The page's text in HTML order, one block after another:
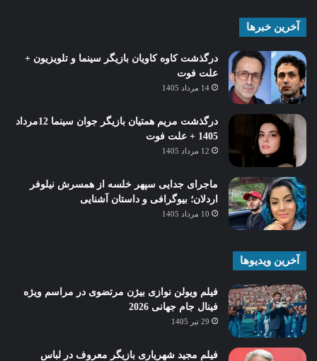
آخرین خبرها
درگذشت کاوه کاویان بازیگر سینما و تلویزیون +
علت فوت
14 مرداد 1405
درگذشت مریم همتیان بازیگر جوان سینما 12مرداد
1405 + علت فوت
12 مرداد 1405
ماجرای جدایی سپهر خلسه از همسرش نیلوفر
اردلان؛ بیوگرافی و داستان آشنایی
10 مرداد 1405
آخرین ویدیوها
فیلم ویولن نوازی بیژن مرتضوی در مراسم ویژه
فینال جام جهانی 2026
29 تیر 1405
فیلم مجید شهریاری بازیگر معروف در لباس